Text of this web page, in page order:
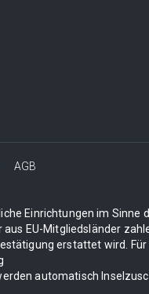
AGB
Einrichtungen im Sinne
EU-Mitgliedsländer
erstattet wird.
automatisch